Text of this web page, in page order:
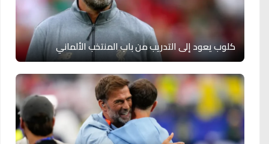
كلوب يعود إلى التدريب من باب المنتخب الألماني